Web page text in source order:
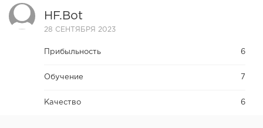
HF.bot
28 СЕНТЯБРЯ 2023
Прибыльность 6
Обучение 7
Качество 6